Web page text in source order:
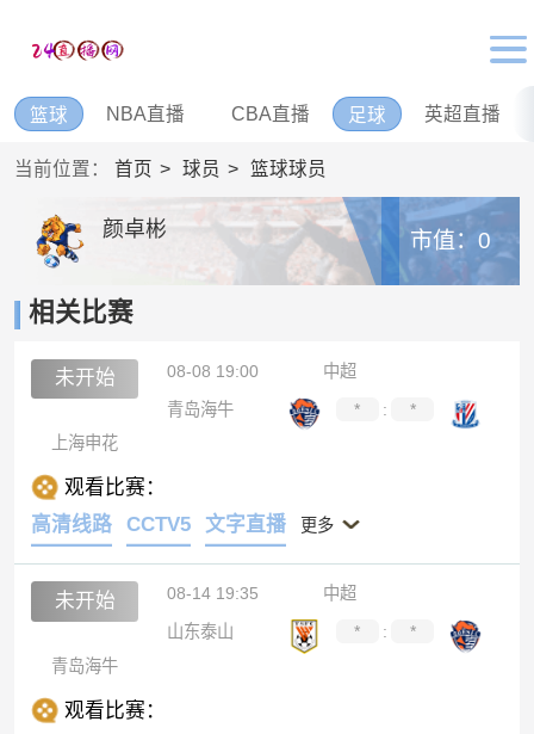
篮球 NBA直播 CBA直播 足球 英超直播
当前位置： 首页 球员 篮球球员
颜卓彬 市值：0
相关比赛
未开始 08-08 19:00
中超
青岛海牛
* :
*
上海申花
观看比赛：
高清线路
CCTV5 文字直播 更多
未开始 08-14 19:35
中超
山东泰山
* :
*
青岛海牛
观看比赛：